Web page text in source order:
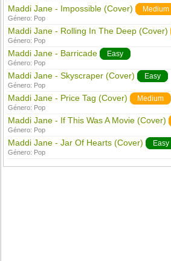
Maddi Jane - Impossible (Cover) Medium
Género: Pop
Maddi Jane - Rolling In The Deep (Cover)
Género: Pop
Maddi Jane - Barricade Easy
Género: Pop
Maddi Jane - Skyscraper (Cover) Easy
Género: Pop
Maddi Jane - Price Tag (Cover) Medium
Género: Pop
Maddi Jane - If This Was A Movie (Cover)
Género: Pop
Maddi Jane - Jar Of Hearts (Cover) Easy
Género: Pop